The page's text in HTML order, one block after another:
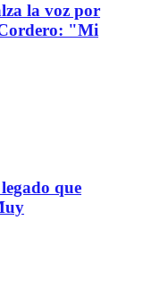
la voz por
"Mi
que